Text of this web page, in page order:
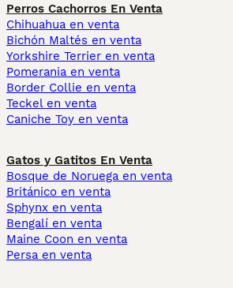
Perros Cachorros En Venta
Chihuahua en venta
Bichón Maltés en venta
Yorkshire Terrier en venta
Pomerania en venta
Border Collie en venta
Teckel en venta
Caniche Toy en venta
Gatos y Gatitos En Venta
Bosque de Noruega en venta
Británico en venta
Sphynx en venta
Bengalí en venta
Maine Coon en venta
Persa en venta